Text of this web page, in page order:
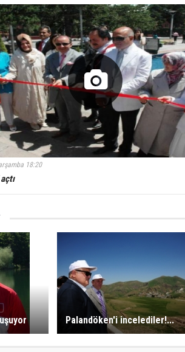
18:20
Palandöken'i incelediler!...